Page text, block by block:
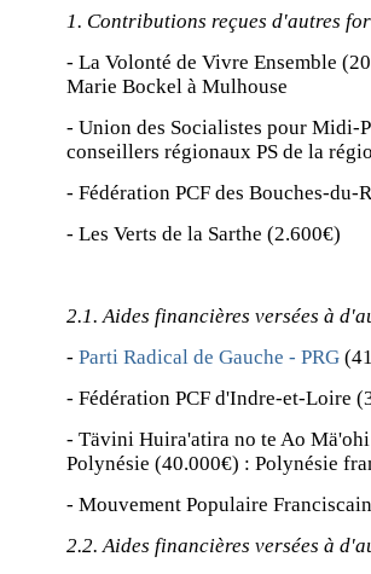
1. Contributions reçues d'autres
- La Volonté de Vivre Ensemble
Marie Bockel à Mulhouse
- Union des Socialistes pour Midi-
conseillers régionaux PS de la
- Fédération PCF des Bouches-du-
- Les Verts de la Sarthe (2.600€)
2.1. Aides financières versées à
- Parti Radical de Gauche - PRG
- Fédération PCF d'Indre-et-Loire
- Tävini Huira'atira no te Ao
Polynésie (40.000€) : Polynésie
- Mouvement Populaire
2.2. Aides financières versées à